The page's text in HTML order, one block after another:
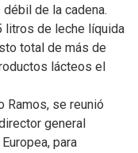
de la cadena.
litros de leche líquida
total de más de
lácteos el
Ramos, se reunió
general
para